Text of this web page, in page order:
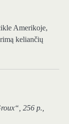
Amerikoje,
keliančių
256 p.,